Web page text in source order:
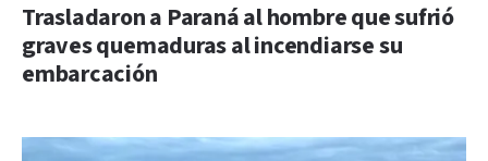
Trasladaron a Paraná al hombre que sufrió
graves quemaduras al incendiarse su
embarcación